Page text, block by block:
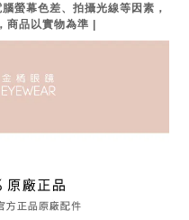
螢幕色差、拍攝光線等因素，
商品以實物為準 |